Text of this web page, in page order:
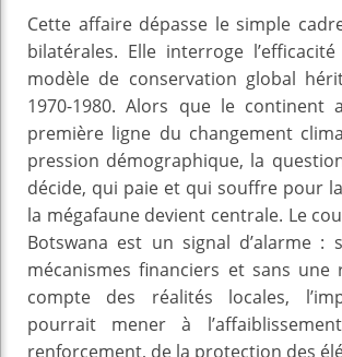
Cette affaire dépasse le simple
bilatérales. Elle interroge
modèle de conservation global
1970-1980. Alors que le continent
première ligne du changement
pression démographique, la
décide, qui paie et qui souffre pour
la mégafaune devient centrale. Le
Botswana est un signal d’alarme :
mécanismes financiers et sans une
compte des réalités locales,
pourrait mener à
renforcement, de la protection des